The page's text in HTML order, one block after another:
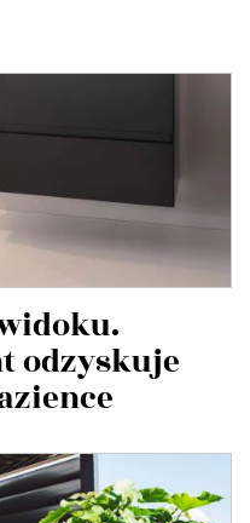
odzyskuje